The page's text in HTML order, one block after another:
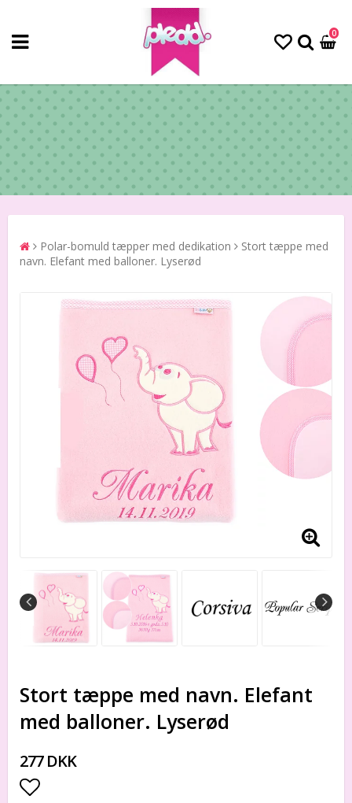
0
Polar-bomuld tæpper med dedikation
Stort tæppe med
navn. Elefant med balloner. Lyserød
Stort tæppe med navn. Elefant
med balloner. Lyserød
277 DKK